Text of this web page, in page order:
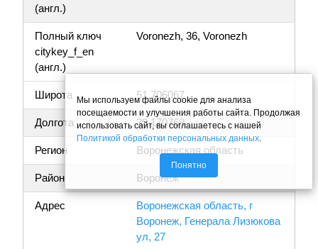
(англ.)
Полный ключ
citykey_f_en
(англ.)
Voronezh, 36, Voronezh
Широта 51.706067
Долгота 39.170768
Регион Воронежская область
Район Воронеж
Адрес
Воронежская область, г
Воронеж, Генерала Лизюкова
ул, 27
Мы используем файлы cookie для анализа
посещаемости и улучшения работы сайта. Продолжая
использовать сайт, вы соглашаетесь с нашей
Политикой обработки персональных данных.
Понятно